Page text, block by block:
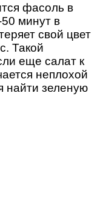
фасоль в
минут в
свой цвет
Такой
еще салат к
неплохой
найти зеленую